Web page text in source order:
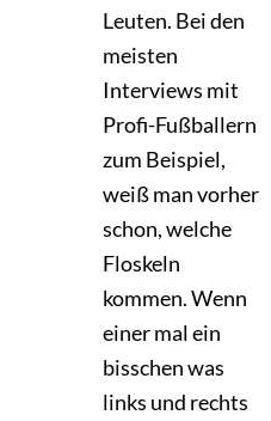
Leuten. Bei den
meisten
Interviews mit
Profi-Fußballern
zum Beispiel,
weiß man vorher
schon, welche
Floskeln
kommen. Wenn
einer mal ein
bisschen was
links und rechts